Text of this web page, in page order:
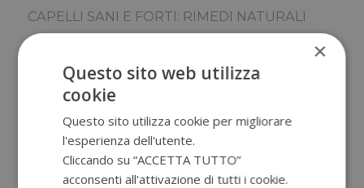
CAPELLI SANI E FORTI: RIMEDI NATURALI
VEDERE BENE DA LONTANO E DA VICINO A
QUALSIASI ETA’
PREBIOTICI, PROBIOTICI E MICROBIOTA.
COME AIUTARE IL NOSTRO INTESTINO?
CONSULENZA ONLINE O IN PRESENZA
×
Questo sito web utilizza
cookie
Questo sito utilizza cookie per migliorare
l'esperienza dell'utente.
Cliccando su “ACCETTA TUTTO”
acconsenti all'attivazione di tutti i cookie.